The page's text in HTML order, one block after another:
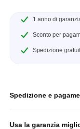
1 anno di
Sconto per
Spedizione
Spedizione e
Usa la garanzia